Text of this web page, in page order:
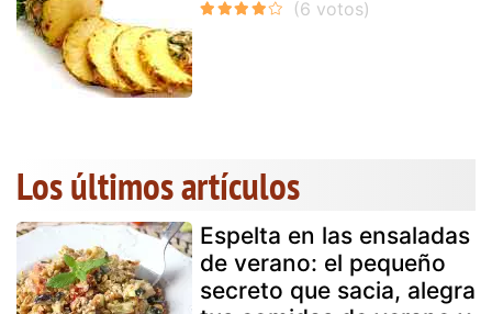
Los últimos artículos
Espelta en las ensaladas
de verano: el pequeño
secreto que sacia, alegra